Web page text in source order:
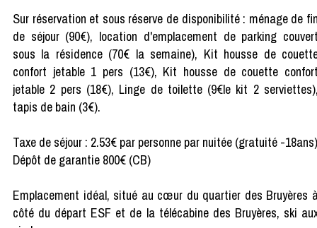
Sur réservation et sous réserve de disponibilité : ménage de
de séjour (90€), location d'emplacement de parking
sous la résidence (70€ la semaine), Kit housse de
confort jetable 1 pers (13€), Kit housse de couette
jetable 2 pers (18€), Linge de toilette (9€le kit 2
tapis de bain (3€).
Taxe de séjour : 2.53€ par personne par nuitée (gratuité -18ans)
Dépôt de garantie 800€ (CB)
Emplacement idéal, situé au cœur du quartier des Bruyères
côté du départ ESF et de la télécabine des Bruyères, ski